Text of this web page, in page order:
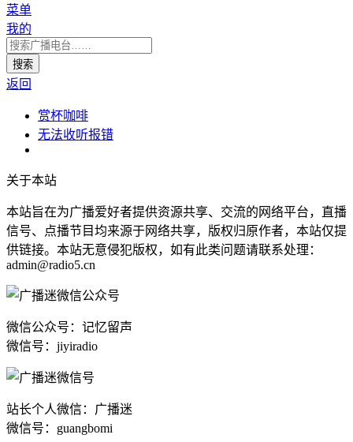
菜单
我的
返回
赏杯咖啡
无法收听报错
关于本站
本站旨在为广播爱好者提供资源共享、交流的网络平台，直播
信号、点播节目均来源于网络共享，版权归原作者，本站仅提
供链接。本站无意侵犯版权，如有此类问题请联系处理：
admin@radio5.cn
微信公众号：记忆留声
微信号：jiyiradio
站长个人微信：广播迷
微信号：guangbomi